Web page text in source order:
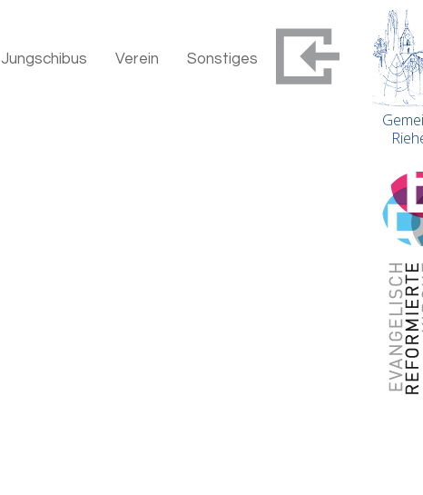
Jungschibus Verein Sonstiges